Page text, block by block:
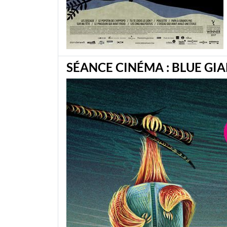
SÉANCE CINÉMA : BLUE